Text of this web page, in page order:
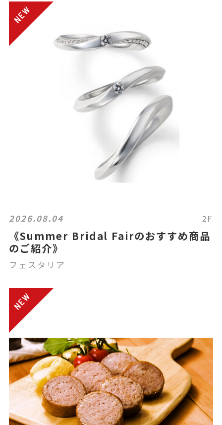
2026.08.04 2F
《Summer Bridal Fairのおすすめ商品
のご紹介》
フェスタリア